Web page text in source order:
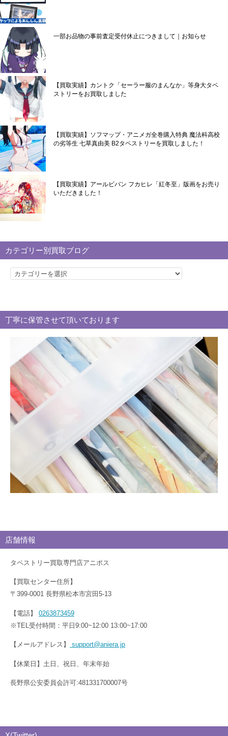
一部お品物の事前査定受付休止につきまして｜お知らせ
【買取実績】カントク「セーラー服のまんなか」等身大タペ
ストリーをお買取しました
【買取実績】ソフマップ・アニメガ全巻購入特典 魔法科高校
の劣等生 七草真由美 B2タペストリーを買取しました！
【買取実績】アールビバン フカヒレ「紅冬至」版画をお売り
いただきました！
カテゴリー別買取ブログ
カ
リ
ー
ロ
グ
丁寧に保管させて頂いております
店舗情報
タペストリー買取専門店アニポス
【買取センター住所】
〒399-0001 長野県松本市宮田5-13
【電話】 0263873459
※TEL受付時間：平日9:00~12:00 13:00~17:00
【メールアドレス】 support@aniera.jp
【休業日】土日、祝日、年末年始
長野県公安委員会許可:481331700007号